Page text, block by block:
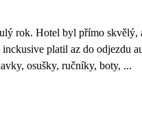
příjemný personál, zejména všichni barmani a kuchaři. Skvělé služby také v
osušky, ručníky, boty, ...